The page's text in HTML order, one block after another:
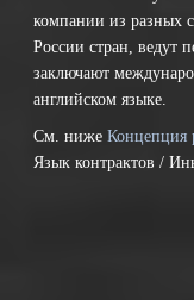
компании из разных
России стран, ведут
заключают
английском языке.
См. нижеКонцепция
Язык контрактов /